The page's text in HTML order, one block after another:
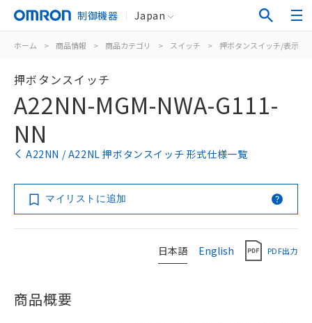
制御機器 Japan
ホーム > 商品情報 > 商品カテゴリ > スイッチ > 押ボタンスイッチ/表示灯
押ボタンスイッチ
A22NN-MGM-NWA-G111-
NN
A22NN / A22NL 押ボタンスイッチ 形式仕様一覧
マイリストに追加
日本語 English PDF出力
商品概要